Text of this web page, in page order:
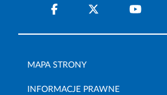
MAPA STRONY
INFORMACJE PRAWNE